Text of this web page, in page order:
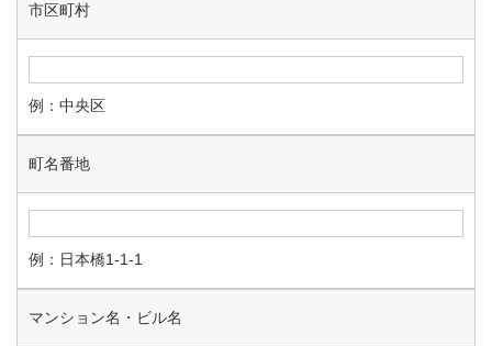
市区町村
例：中央区
町名番地
例：日本橋1-1-1
マンション名・ビル名